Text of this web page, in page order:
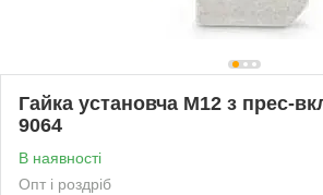
Гайка установча М12 з прес-
9064
В наявності
Опт і роздріб